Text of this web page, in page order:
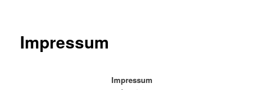
Impressum
Impressum